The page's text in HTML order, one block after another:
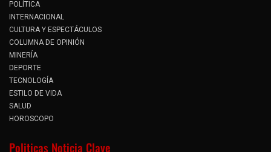
POLÍTICA
INTERNACIONAL
CULTURA Y ESPECTÁCULOS
COLUMNA DE OPINIÓN
MINERÍA
DEPORTE
TECNOLOGÍA
ESTILO DE VIDA
SALUD
HOROSCOPO
Politicas Noticia Clave